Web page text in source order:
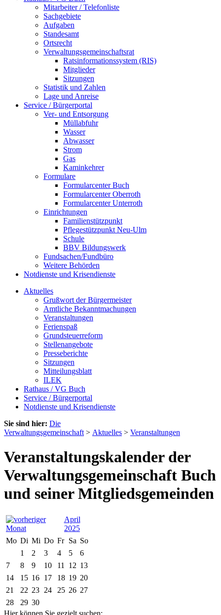
Mitarbeiter / Telefonliste
Sachgebiete
Aufgaben
Standesamt
Ortsrecht
Verwaltungsgemeinschaftsrat
Ratsinformationssystem (RIS)
Mitglieder
Sitzungen
Statistik und Zahlen
Lage und Anreise
Service / Bürgerportal
Ver- und Entsorgung
Müllabfuhr
Wasser
Abwasser
Strom
Gas
Kaminkehrer
Formulare
Formularcenter Buch
Formularcenter Oberroth
Formularcenter Unterroth
Einrichtungen
Familienstützpunkt
Pflegestützpunkt Neu-Ulm
Schule
BBV Bildungswerk
Fundsachen/Fundbüro
Weitere Behörden
Notdienste und Krisendienste
Aktuelles
Grußwort der Bürgermeister
Amtliche Bekanntmachungen
Veranstaltungen
Ferienspaß
Grundsteuerreform
Stellenangebote
Presseberichte
Sitzungen
Mitteilungsblatt
ILEK
Rathaus / VG Buch
Service / Bürgerportal
Notdienste und Krisendienste
Sie sind hier: Die
Verwaltungsgemeinschaft > Aktuelles > Veranstaltungen
Veranstaltungskalender der
Verwaltungsgemeinschaft Buch
und seiner Mitgliedsgemeinden
April
2025
Mo Di Mi Do Fr Sa So
1
2 3 4 5
6
7
8 9 10 11 12 13
14
15 16 17 18 19 20
21
22 23 24 25 26 27
28
29 30
Hier können Sie gezielt suchen: